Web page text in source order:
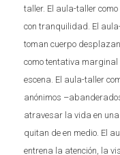
taller. El aula-taller
con tranquilidad. El
toman cuerpo
como tentativa
escena. El aula-taller
anónimos
atravesar la vida en
quitan de en medio. El
entrena la atención, la